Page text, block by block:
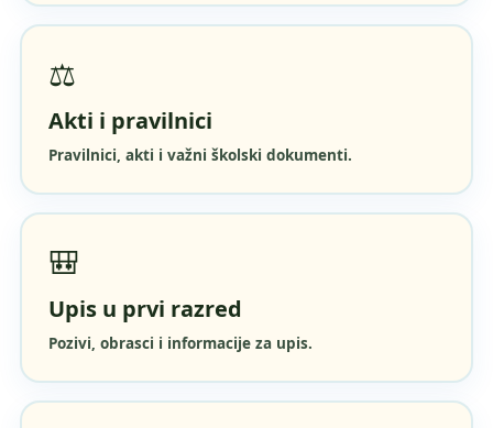
⚖️
Akti i pravilnici
Pravilnici, akti i važni školski dokumenti.
🎒
Upis u prvi razred
Pozivi, obrasci i informacije za upis.